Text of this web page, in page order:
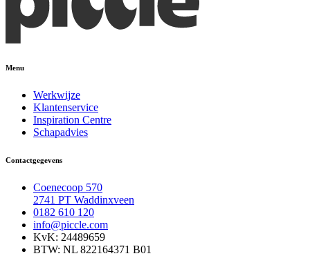
Menu
Werkwijze
Klantenservice
Inspiration Centre
Schapadvies
Contactgegevens
Coenecoop 570
2741 PT Waddinxveen
0182 610 120
info@piccle.com
KvK: 24489659
BTW: NL 822164371 B01